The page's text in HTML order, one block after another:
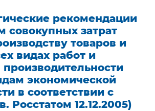
рекомендации
совокупных затрат
товаров и
видах работ и
производительности
экономической
в соответствии с
Росстатом 12.12.2005)